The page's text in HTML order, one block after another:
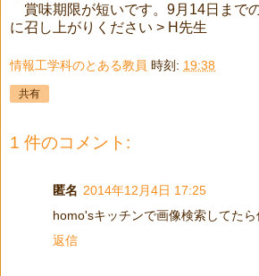
賞味期限が短いです。9月14日まで
に召し上がりください > H先生
情報工学科のとある教員 時刻: 19:38
共有
1 件のコメント:
匿名 2014年12月4日 17:25
homo'sキッチンで画像検索してた
返信